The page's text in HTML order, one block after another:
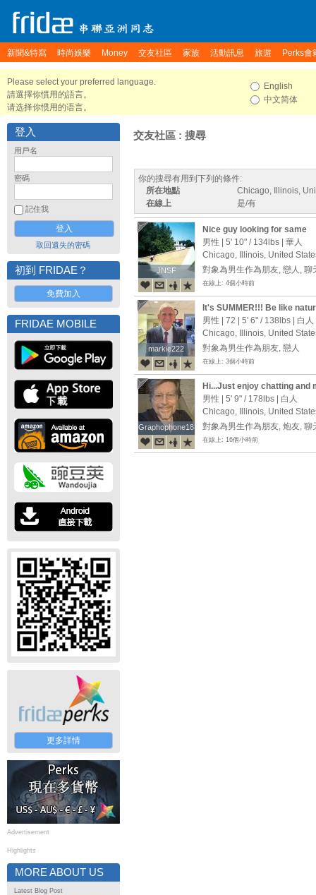
新聞&特寫 時尚娛樂 Money 交友社區 家族 活動訊息 旅遊 Perks會
Please select your preferred language.
請選擇你慣用的語言。
请选择你惯用的语言。
English
中文简体
登入
用戶名
密碼
記住我
取回遺失的密碼
初到 FRIDAE？
免費加入
FRIDAE MOBILE
更多詳情
Advertisement
Highlights
MORE ABOUT US
Latest Blog Post
交友社區 : 搜尋
你的搜尋有用到下列的條件:
所在地點
Chicago, Illinois,
在線上
是/有
JNSF
JNSF
Nice guy looking for same
男性 | 5' 10" / 134lbs | 華人
Chicago, Illinois, United
對象為男生作為朋友, 戀人, 聊
在線上: 4個小時前
markie222
markie222
It's SUMMER!!! Be like
me into a loving, long-term
男性 | 72 | 5' 6" / 138lbs | 白人
Chicago, Illinois, United
對象為男生作為朋友, 戀人
在線上: 3個小時前
Graphophone1881
Graphophone1881
Hi...Just enjoy chatting and
around the world. Always
not looking for a
various topics. I also love
old Broadway shows, and
back to the 1890s. I love
them), and love to make
男性 | 5' 9" / 178lbs | 白人
Chicago, Illinois, United
對象為男生作為朋友, 炮友, 聊
在線上: 16個小時前